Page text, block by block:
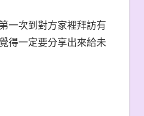
一次到對方家裡拜訪有
得一定要分享出來給未